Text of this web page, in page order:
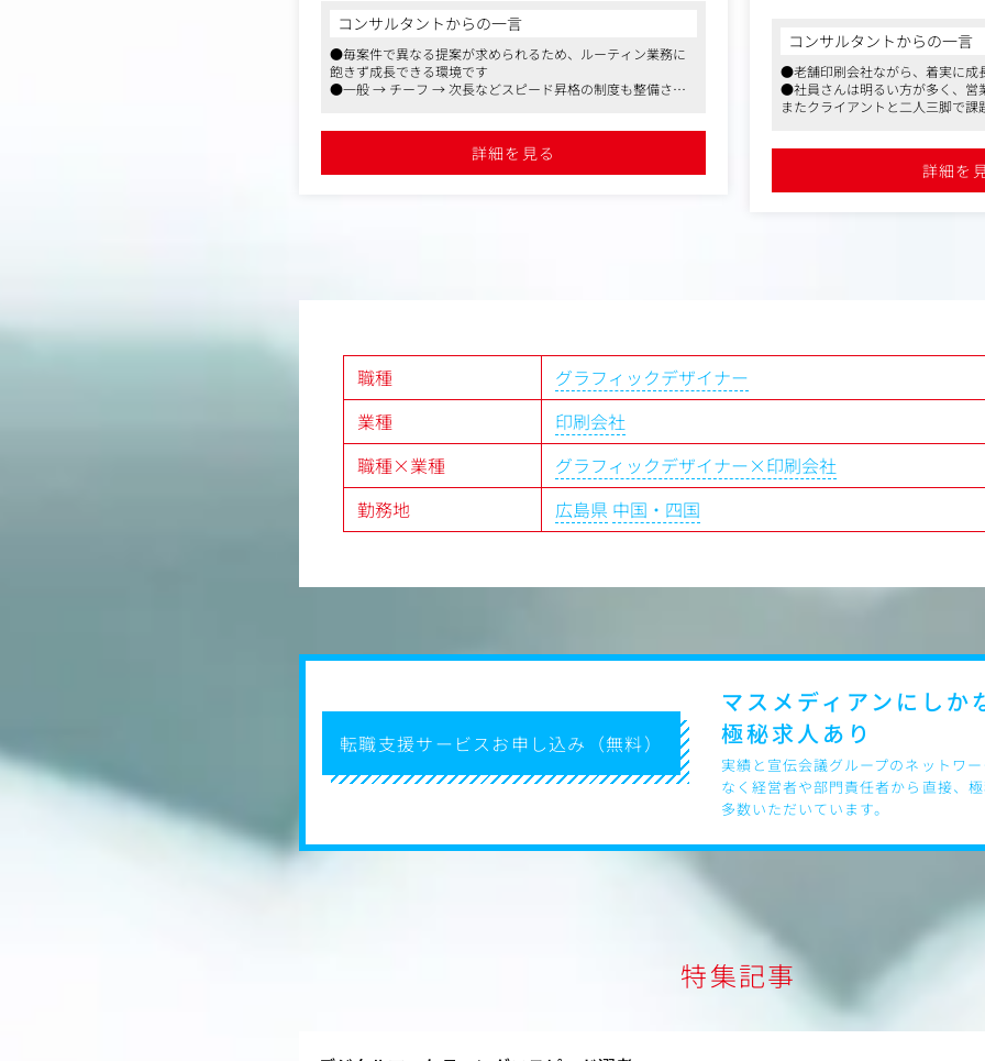
グループ内のデザインが多いですが、自治体や民間企業
など
地域に密着したデザインを手掛けることが可能です。
グループ企業21社や地元の企業・団体などから依頼を受
けて、クライアントとの打ち合わせを行い企画・構成し
す。
やり方が決まったルーティンの仕事ではなく毎回案件ご
とに異なる対応が求められるので、飽きることはありま
せん。
【変更の範囲】会社の定める業務
コンサルタントからの一言
●毎案件で異なる提案が求められるため、ルーティン業務に
飽きず成長できる環境です
●一般 → チーフ → 次長などスピード昇格の制度も整備され
詳細を見る
テーションなども行っていた
クライアントは、全国的にも
産、化粧品、通販関連など、
があります。
【仕事内容（変更の範囲）】
コンサルタントからの一言
●老舗印刷会社ながら、着実に成
●社員さんは明るい方が多く、営
またクライアントと二人三脚で
詳細を
職種
グラフィックデザイナー
業種
印刷会社
職種×業種
グラフィックデザイナー×印刷会社
勤務地
広島県 中国・四国
転職支援サービスお申し込み（無料）
マスメディアンにしか
極秘求人あり
実績と宣伝会議グループのネットワ
なく経営者や部門責任者から直接、
多数いただいています。
特集記事